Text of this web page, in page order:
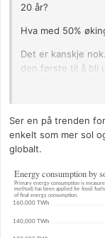
20 år?
Hva med 50%
Det er kanskje
den første til å bli
Forresten får jeg
https://
2562/hadia-tajik-
Ser en på trenden
enkelt som mer sol
globalt.